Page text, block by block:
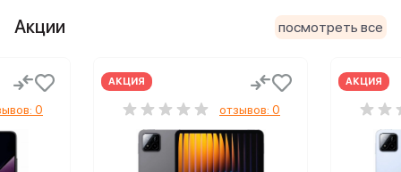
Акции посмотреть все
0
АКЦИЯ
отзывов: 0
АКЦИЯ